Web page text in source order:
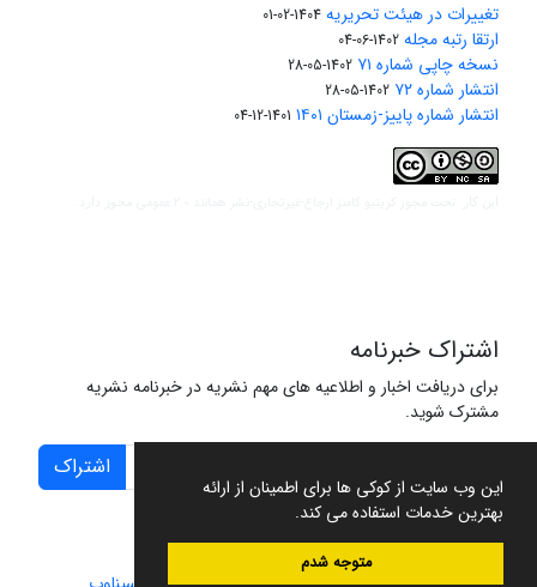
این وب سایت از کوکی ها برای اطمینان از ارائه
بهترین خدمات استفاده می کند.
متوجه شدم
تغییرات در هیئت تحریریه 1404-02-01
ارتقا رتبه مجله 1402-06-04
نسخه چاپی شماره ۷۱ 1402-05-28
انتشار شماره ۷۲ 1402-05-28
انتشار شماره پاییز-زمستان ۱۴۰۱ 1401-12-04
اشتراک خبرنامه
برای دریافت اخبار و اطلاعیه های مهم نشریه در خبرنامه نشریه
مشترک شوید.
اشتراک